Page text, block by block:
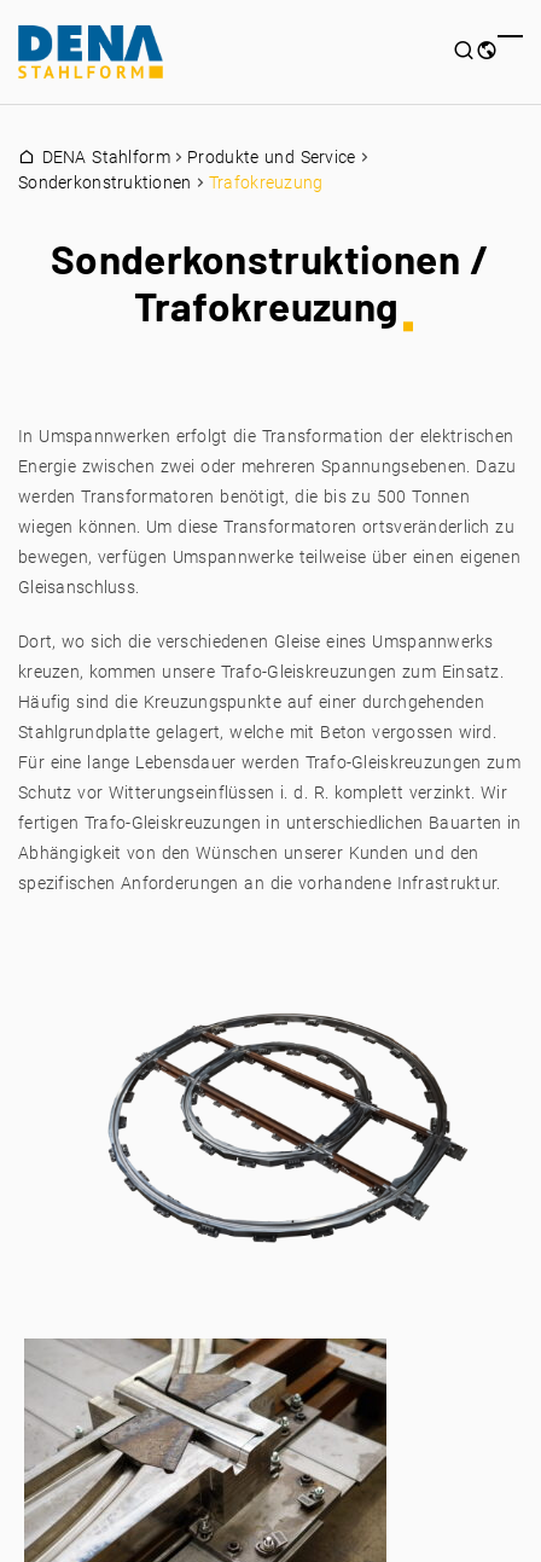
DENA Stahlform
Produkte und Service
Sonderkonstruktionen
Trafokreuzung
Sonderkonstruktionen /
Trafokreuzung
In Umspannwerken erfolgt die Transformation der elektrischen
Energie zwischen zwei oder mehreren Spannungsebenen. Dazu
werden Transformatoren benötigt, die bis zu 500 Tonnen
wiegen können. Um diese Transformatoren ortsveränderlich zu
bewegen, verfügen Umspannwerke teilweise über einen eigenen
Gleisanschluss.
Dort, wo sich die verschiedenen Gleise eines Umspannwerks
kreuzen, kommen unsere Trafo-Gleiskreuzungen zum Einsatz.
Häufig sind die Kreuzungspunkte auf einer durchgehenden
Stahlgrundplatte gelagert, welche mit Beton vergossen wird.
Für eine lange Lebensdauer werden Trafo-Gleiskreuzungen zum
Schutz vor Witterungseinflüssen i. d. R. komplett verzinkt. Wir
fertigen Trafo-Gleiskreuzungen in unterschiedlichen Bauarten in
Abhängigkeit von den Wünschen unserer Kunden und den
spezifischen Anforderungen an die vorhandene Infrastruktur.